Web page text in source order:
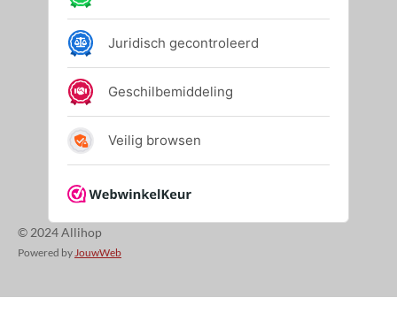
© 2024 Allihop
Powered by JouwWeb